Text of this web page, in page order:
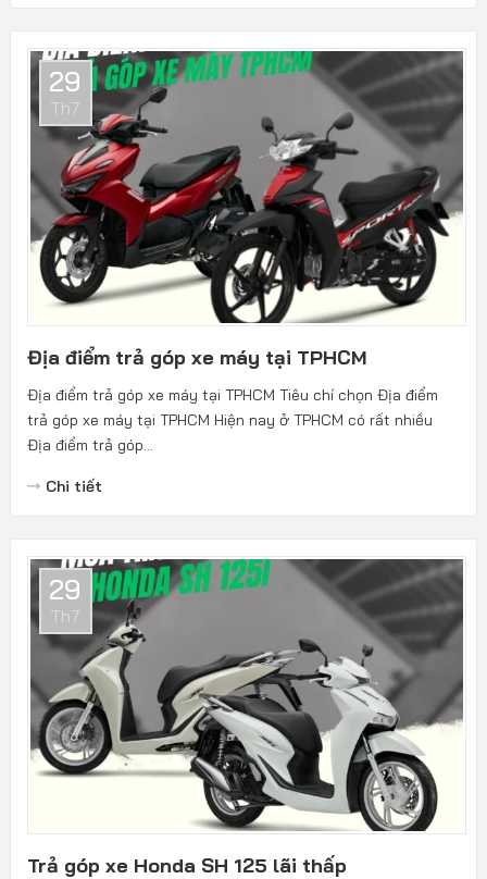
29
Th7
Địa điểm trả góp xe máy tại TPHCM
Địa điểm trả góp xe máy tại TPHCM Tiêu chí chọn Địa điểm
trả góp xe máy tại TPHCM Hiện nay ở TPHCM có rất nhiều
Địa điểm trả góp...
Chi tiết
29
Th7
Trả góp xe Honda SH 125 lãi thấp